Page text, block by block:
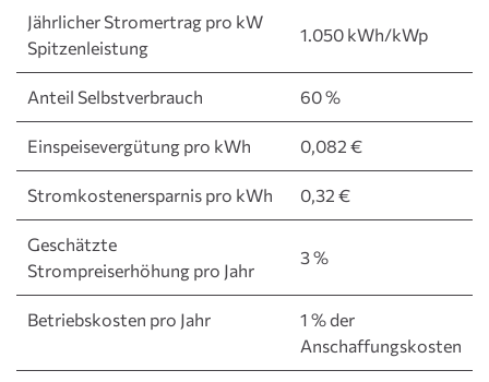
Jährlicher Stromertrag pro kW
Spitzenleistung
1.050 kWh/kWp
Anteil Selbstverbrauch 60 %
Einspeisevergütung pro kWh 0,082 €
Stromkostenersparnis pro kWh 0,32 €
Geschätzte
Strompreiserhöhung pro Jahr
3 %
Betriebskosten pro Jahr
1 % der
Anschaffungskosten